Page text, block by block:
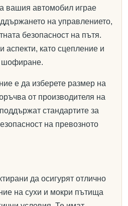
вашия автомобил играе
на управлението,
безопасност на пътя.
аспекти, като сцепление и
шофиране.
е да изберете размер на
от производителя на
стандартите за
на превозното
да осигурят отлично
на сухи и мокри пътища